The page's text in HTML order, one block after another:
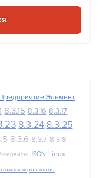
8.3.15 8.3.16 8.3.17
8.3.24 8.3.25
8.3.6 8.3.7 8.3.8
сервисы JSON Linux